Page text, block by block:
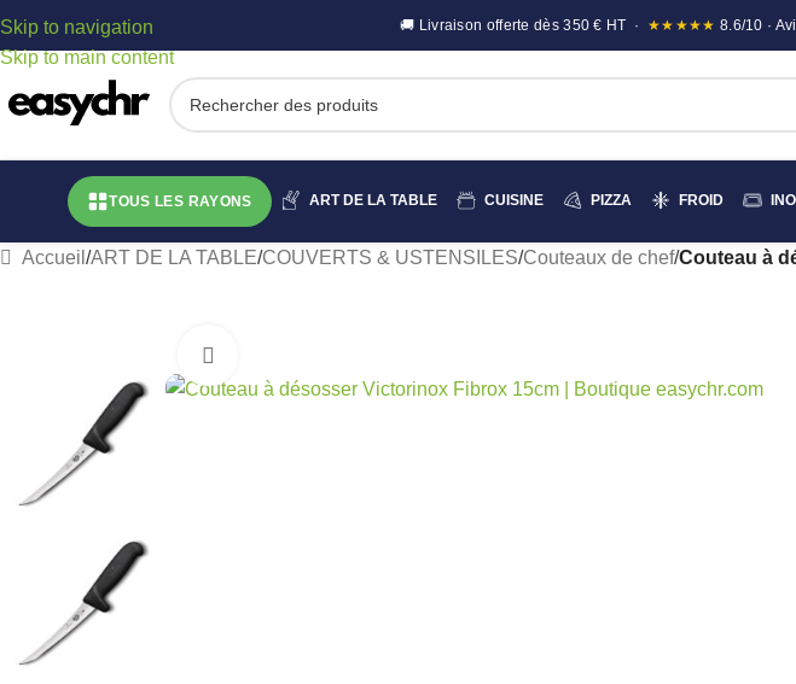
Skip to navigation
Skip to main content
🚚 Livraison offerte dès 350 € HT · ★★★★★ 8.6/10 ·
TOUS LES RAYONS ART DE LA TABLE CUISINE PIZZA FROID
Accueil /ART DE LA TABLE/COUVERTS & USTENSILES/Couteaux de chef/Couteau à